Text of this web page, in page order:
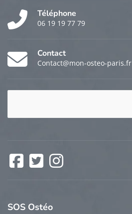
Téléphone
06 19 19 77 79
Contact
Contact@mon-osteo-paris.fr
Facebook
SOS Ostéo